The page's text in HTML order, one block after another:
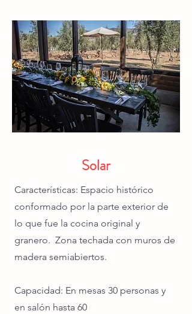
Solar
Características: Espacio histórico
conformado por la parte exterior de
lo que fue la cocina original y
granero. Zona techada con muros de
madera semiabiertos.
Capacidad: En mesas 30 personas y
en salón hasta 60